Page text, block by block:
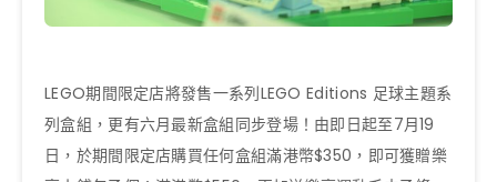
LEGO期間限定店將發售一系列LEGO Editions 足球主題系
列盒組，更有六月最新盒組同步登場！由即日起至7月19
日，於期間限定店購買任何盒組滿港幣$350，即可獲贈樂